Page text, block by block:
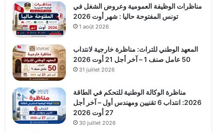
مناظرات الوظيفة العمومية وعروض الشغل في
تونس المفتوحة حاليا : شهر أوت 2026
1 août 2026
المعهد الوطني للتراث: مناظرة خارجية لانتداب
50 عامل صنف 1 – آخر أجل 21 أوت 2026
31 juillet 2026
مناظرة الوكالة الوطنية للتحكم في الطاقة
2026: انتداب 6 تقنيين ومهندس أول – آخر أجل
27 أوت 2026
30 juillet 2026